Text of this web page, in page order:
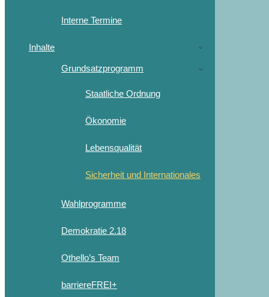
Interne Termine
Inhalte
Grundsatzprogramm
Staatliche Ordnung
Ökonomie
Lebensqualität
Sicherheit und Internationales
Wahlprogramme
Demokratie 2.18
Othello’s Team
barriereFREI+